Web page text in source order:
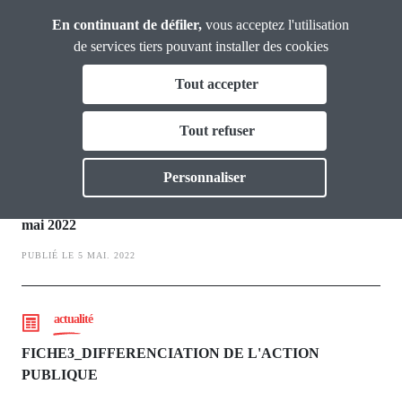
Analyses et
Propositions
Publications
Enjeux territoriaux
mai 2022
PUBLIÉ LE 5 MAI. 2022
actualité
FICHE3_DIFFERENCIATION DE L'ACTION
PUBLIQUE
En continuant de défiler, vous acceptez l'utilisation
de services tiers pouvant installer des cookies
Tout accepter
Tout refuser
Personnaliser